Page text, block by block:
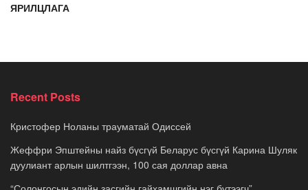
ЯРИЛЦЛАГА
Recent Posts
Кристофер Ноланы трауматай Одиссей
Жеффри Эпштейны найз бүсгүй Беларус бүсгүй Карина Шуляк
дуулиант арлын шилтгээн, 100 сая доллар авна